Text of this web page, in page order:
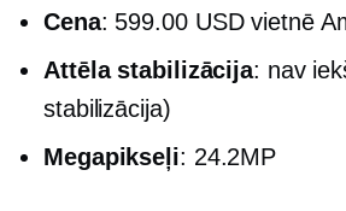
Сena: 599.00 USD vietnē
Attēla stabilizācija: nav
stabilizācija)
Megapikseļi: 24.2MP